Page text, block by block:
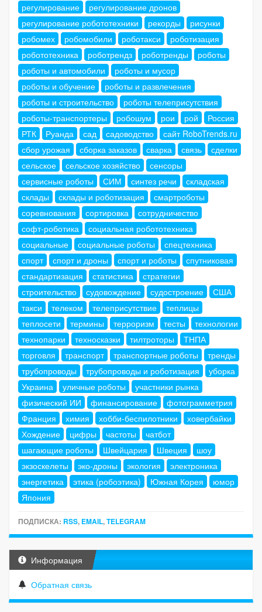
регулирование
регулирование дронов
регулирование робототехники
рекорды
рисунки
робомех
робомобили роботакси
роботизация
робототехника
роботрендз роботренды
роботы
роботы и автомобили
роботы и мусор
роботы и обучение
роботы и развлечения
роботы и строительство
роботы телеприсутствия
роботы-транспортеры
робошум рои рой
Россия
РТК
Руанда сад садоводство
сайт RoboTrends.ru
сбор урожая
сборка заказов сварка связь
сделки
сельское
сельское хозяйство
сенсоры
сервисные роботы
СИМ синтез речи
складская
склады
склады и роботизация
смартроботы
соревнования
сортировка
сотрудничество
софт-роботика
социальная робототехника
социальные
социальные роботы
спецтехника
спорт
спорт и дроны спорт и роботы
спутниковая
стандартизация
статистика
стратегии
строительство
судовождение судостроение
США
такси
телеком телеприсутствие
теплицы
теплосети
термины терроризм тесты
технологии
технопарки
техносказки тилтроторы
ТНПА
торговля
транспорт транспортные роботы
тренды
трубопроводы
трубопроводы и роботизация
уборка
Украина
уличные роботы
участники рынка
физический ИИ
финансирование
фотограмметрия
Франция
химия хобби-беспилотники
ховербайки
Хождение
цифры частоты
чатбот
шагающие роботы
Швейцария Швеция
шоу
экзоскелеты
эко-дроны экология
электроника
энергетика
этика (робоэтика) Южная Корея
юмор
Япония
ПОДПИСКА: RSS, EMAIL,TELEGRAM
Информация
Обратная связь